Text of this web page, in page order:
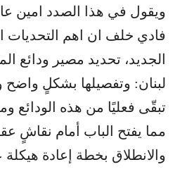
ويقول في هذا الصدد امين
فادي خلف ان اهم التحديات
الجديد، تحديد مصير
لبنان: وتفصيلها بشكلٍ واضح
تبقّى فعليًا من هذه الودائع
مما يفتح الباب أمام نقاشٍ
والانطلاق بخطة إعادة